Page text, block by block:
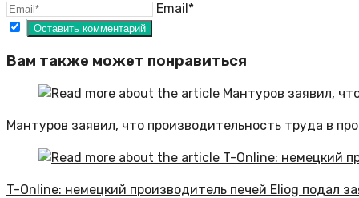
Email*
Вам также может понравиться
Мантуров заявил, что производительность труда в
T-Online: немецкий производитель печей Eliog подал